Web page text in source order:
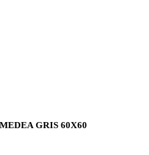
GRIS 60X60